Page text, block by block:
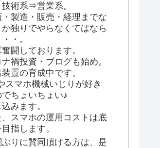
技術系⇒営業系。
製造・販売・経理までな
独りでやらなくてはなら
・。
闘しております。
ナ禍投資・ブログも始め。
置の育成中です。
スマホ機械いじりが好き
でちょいちょい♪
みます。
、スマホの運用コストは底
指します。
りに賛同頂ける方は、是